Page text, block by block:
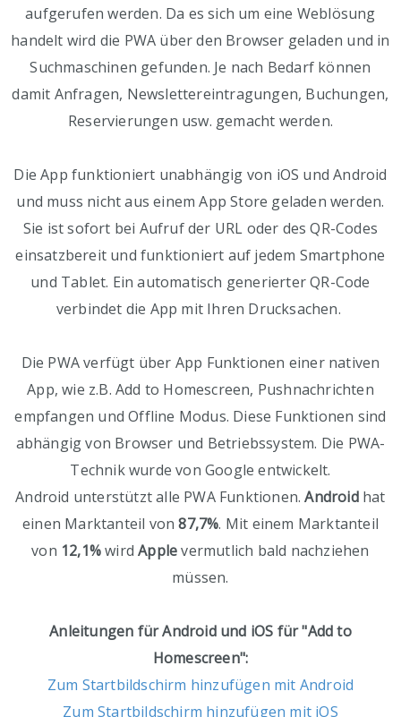
aufgerufen werden. Da es sich um eine Weblösung
handelt wird die PWA über den Browser geladen und in
Suchmaschinen gefunden. Je nach Bedarf können
damit Anfragen, Newslettereintragungen, Buchungen,
Reservierungen usw. gemacht werden.
Die App funktioniert unabhängig von iOS und Android
und muss nicht aus einem App Store geladen werden.
Sie ist sofort bei Aufruf der URL oder des QR-Codes
einsatzbereit und funktioniert auf jedem Smartphone
und Tablet. Ein automatisch generierter QR-Code
verbindet die App mit Ihren Drucksachen.
Die PWA verfügt über App Funktionen einer nativen
App, wie z.B. Add to Homescreen, Pushnachrichten
empfangen und Offline Modus. Diese Funktionen sind
abhängig von Browser und Betriebssystem. Die PWA-
Technik wurde von Google entwickelt.
Android unterstützt alle PWA Funktionen.Androidhat
einen Marktanteil von87,7%. Mit einem Marktanteil
von 12,1%wirdApplevermutlich bald nachziehen
müssen.
Anleitungen für Android und iOS für "Add to
Homescreen":
Zum Startbildschirm hinzufügen mit Android
Zum Startbildschirm hinzufügen mit iOS